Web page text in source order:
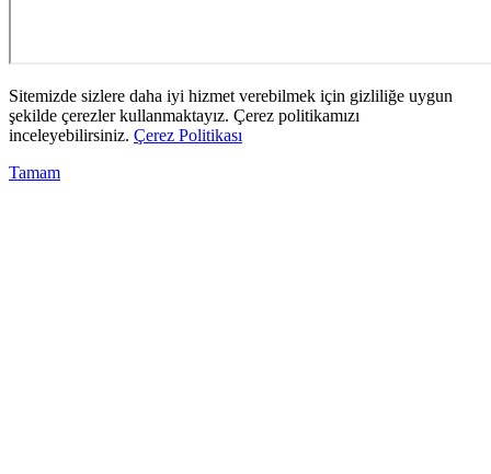
Sitemizde sizlere daha iyi hizmet verebilmek için gizliliğe uygun
şekilde çerezler kullanmaktayız. Çerez politikamızı
inceleyebilirsiniz. Çerez Politikası
Tamam